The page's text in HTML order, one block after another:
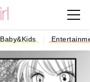
Baby&Kids